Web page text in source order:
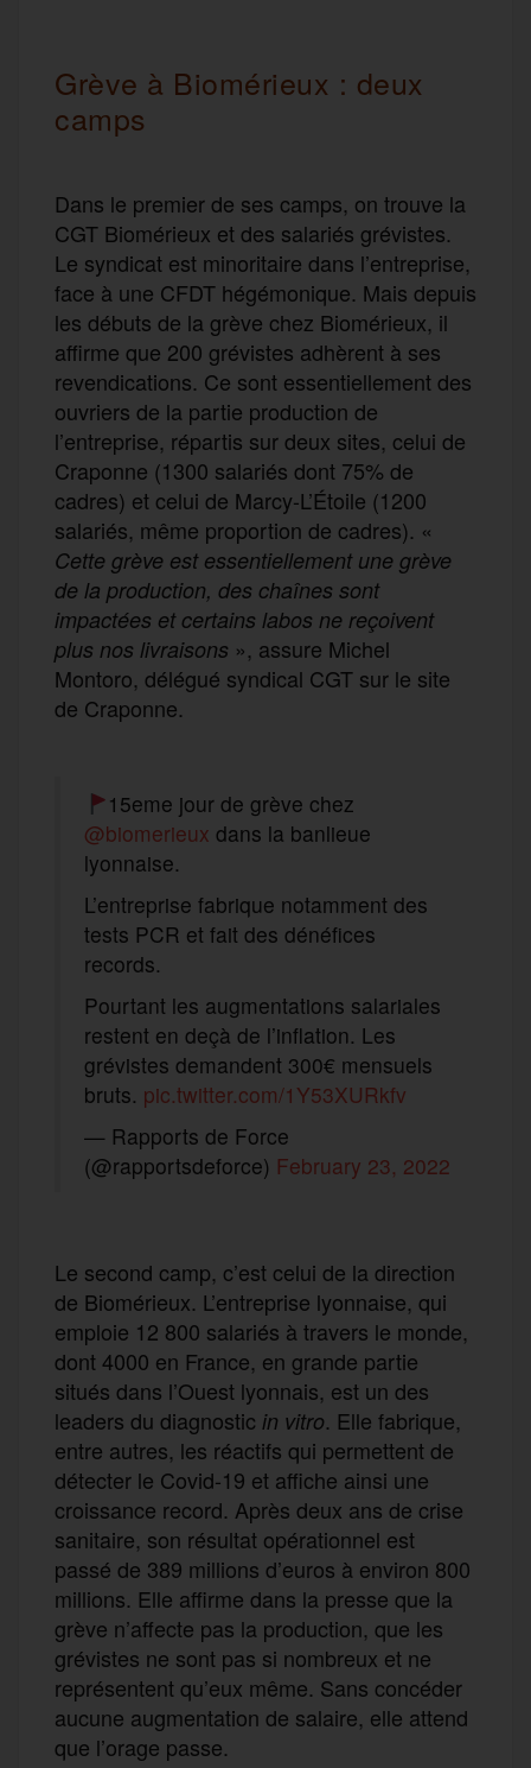
Grève à Biomérieux : deux
camps
Dans le premier de ses camps, on trouve la
CGT Biomérieux et des salariés grévistes.
Le syndicat est minoritaire dans l’entreprise,
face à une CFDT hégémonique. Mais depuis
les débuts de la grève chez Biomérieux, il
affirme que 200 grévistes adhèrent à ses
revendications. Ce sont essentiellement des
ouvriers de la partie production de
l’entreprise, répartis sur deux sites, celui de
Craponne (1300 salariés dont 75% de
cadres) et celui de Marcy-L’Étoile (1200
salariés, même proportion de cadres). «
Cette grève est essentiellement une grève
de la production, des chaînes sont
impactées et certains labos ne reçoivent
plus nos livraisons », assure Michel
Montoro, délégué syndical CGT sur le site
de Craponne.
15eme jour de grève chez
@biomerieux dans la banlieue
lyonnaise.
L’entreprise fabrique notamment des
tests PCR et fait des dénéfices
records.
Pourtant les augmentations salariales
restent en deçà de l’inflation. Les
grévistes demandent 300€ mensuels
bruts. pic.twitter.com/1Y53XURkfv
— Rapports de Force
(@rapportsdeforce) February 23, 2022
Le second camp, c’est celui de la direction
de Biomérieux. L’entreprise lyonnaise, qui
emploie 12 800 salariés à travers le monde,
dont 4000 en France, en grande partie
situés dans l’Ouest lyonnais, est un des
leaders du diagnostic in vitro. Elle fabrique,
entre autres, les réactifs qui permettent de
détecter le Covid-19 et affiche ainsi une
croissance record. Après deux ans de crise
sanitaire, son résultat opérationnel est
passé de 389 millions d’euros à environ 800
millions. Elle affirme dans la presse que la
grève n’affecte pas la production, que les
grévistes ne sont pas si nombreux et ne
représentent qu’eux même. Sans concéder
aucune augmentation de salaire, elle attend
que l’orage passe.